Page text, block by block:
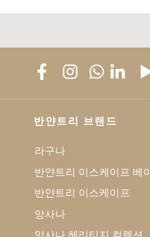
반얀트리 브랜드
라구나
반얀트리 이스케이프 베
반얀트리 이스케이프
앙사나
앙사나 헤리티지 컬렉션